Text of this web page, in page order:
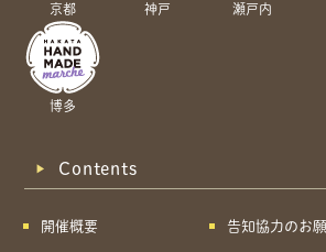
京都 神戸 瀬戸内
博多
Contents
開催概要 告知協力のお